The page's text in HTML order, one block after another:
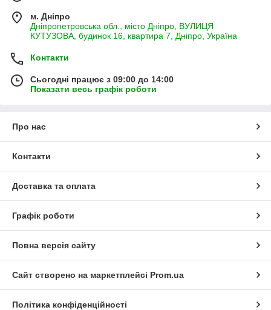
м. Дніпро
Дніпропетровська обл., місто Дніпро, ВУЛИЦЯ
КУТУЗОВА, будинок 16, квартира 7, Дніпро, Україна
Контакти
Сьогодні працює з 09:00 до 14:00
Показати весь графік роботи
Про нас
Контакти
Доставка та оплата
Графік роботи
Повна версія сайту
Сайт створено на маркетплейсі Prom.ua
Політика конфіденційності